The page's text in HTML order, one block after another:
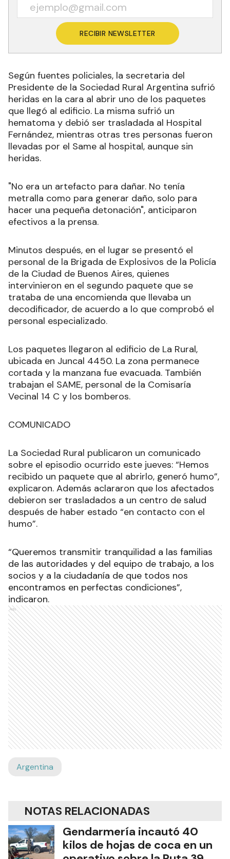
RECIBIR NEWSLETTER
Según fuentes policiales, la secretaria del
Presidente de la Sociedad Rural Argentina sufrió
heridas en la cara al abrir uno de los paquetes
que llegó al edificio. La misma sufrió un
hematoma y debió ser trasladada al Hospital
Fernández, mientras otras tres personas fueron
llevadas por el Same al hospital, aunque sin
heridas.
"No era un artefacto para dañar. No tenía
metralla como para generar daño, solo para
hacer una pequeña detonación", anticiparon
efectivos a la prensa.
Minutos después, en el lugar se presentó el
personal de la Brigada de Explosivos de la Policía
de la Ciudad de Buenos Aires, quienes
intervinieron en el segundo paquete que se
trataba de una encomienda que llevaba un
decodificador, de acuerdo a lo que comprobó el
personal especializado.
Los paquetes llegaron al edificio de La Rural,
ubicada en Juncal 4450. La zona permanece
cortada y la manzana fue evacuada. También
trabajan el SAME, personal de la Comisaría
Vecinal 14 C y los bomberos.
COMUNICADO
La Sociedad Rural publicaron un comunicado
sobre el episodio ocurrido este jueves: “Hemos
recibido un paquete que al abrirlo, generó humo”,
explicaron. Además aclararon que los afectados
debieron ser trasladados a un centro de salud
después de haber estado “en contacto con el
humo”.
“Queremos transmitir tranquilidad a las familias
de las autoridades y del equipo de trabajo, a los
socios y a la ciudadanía de que todos nos
encontramos en perfectas condiciones”,
indicaron.
Ads
Argentina
NOTAS RELACIONADAS
Gendarmería incautó 40
kilos de hojas de coca en un